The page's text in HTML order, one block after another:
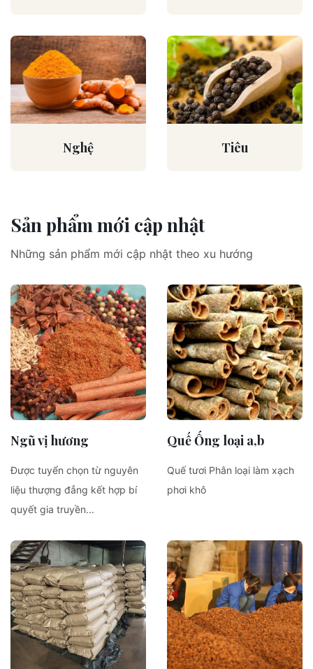
Nghệ Tiêu
Sản phẩm mới cập nhật
Những sản phẩm mới cập nhật theo xu hướng
Ngũ vị hương
Được tuyển chọn từ nguyên
liệu thượng đẳng kết hợp bí
quyết gia truyền...
Quế Ống loại a,b
Quế tươi Phân loại làm xạch
phơi khô